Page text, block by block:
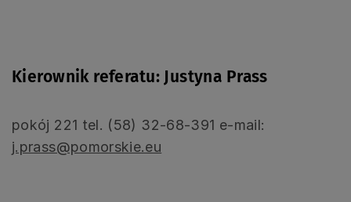
Kierownik referatu: Justyna Prass
pokój 221 tel. (58) 32-68-391 e-mail:
j.prass@pomorskie.eu